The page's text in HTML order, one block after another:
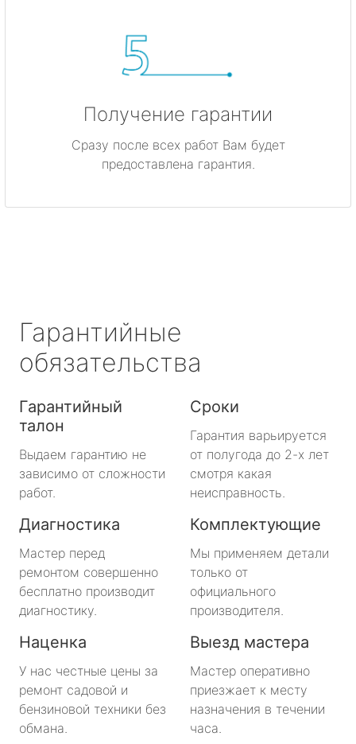
Получение гарантии
Сразу после всех работ Вам будет
предоставлена гарантия.
Гарантийные
обязательства
Гарантийный
талон
Выдаем гарантию не
зависимо от сложности
работ.
Сроки
Гарантия варьируется
от полугода до 2-х лет
смотря какая
неисправность.
Диагностика
Мастер перед
ремонтом совершенно
бесплатно производит
диагностику.
Комплектующие
Мы применяем детали
только от
официального
производителя.
Наценка
У нас честные цены за
ремонт садовой и
бензиновой техники без
обмана.
Выезд мастера
Мастер оперативно
приезжает к месту
назначения в течении
часа.